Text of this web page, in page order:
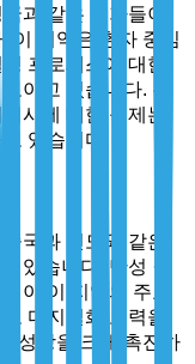
과 같은 국가들이
이 지역은 환자 중심
프로세스에 대한
이고 있습니다. 유
시에 대한 규제는
있습니다.
국과 인도와 같은
있습니다. 만성 질
이 이 지역의 주요
디지털화 노력을
성장을 크게 촉진하